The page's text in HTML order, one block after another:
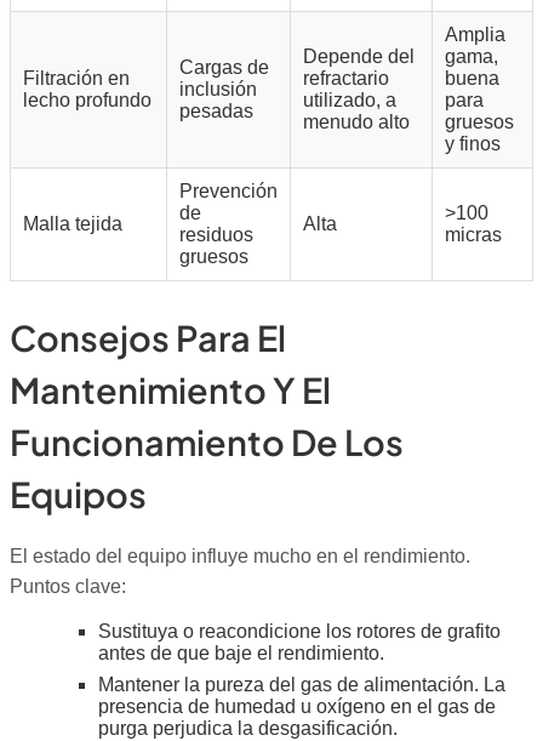
Filtración en
lecho profundo
Cargas de
inclusión
pesadas
Depende del
refractario
utilizado, a
menudo alto
Amplia
gama,
buena
para
gruesos
y finos
Malla tejida
Prevención
de
residuos
gruesos
Alta
>100
micras
Consejos Para El
Mantenimiento Y El
Funcionamiento De Los
Equipos
El estado del equipo influye mucho en el rendimiento.
Puntos clave:
Sustituya o reacondicione los rotores de grafito
antes de que baje el rendimiento.
Mantener la pureza del gas de alimentación. La
presencia de humedad u oxígeno en el gas de
purga perjudica la desgasificación.